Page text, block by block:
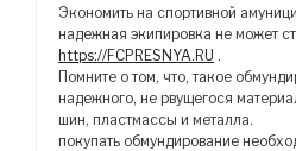
Экономить на спортивной
надежная экипировка не может
https://FCPRESNYA.RU .
Помните о том, что, такое
надежного, не рвущегося
шин, пластмассы и металла.
покупать обмундирование